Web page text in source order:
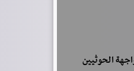
الحوثيين